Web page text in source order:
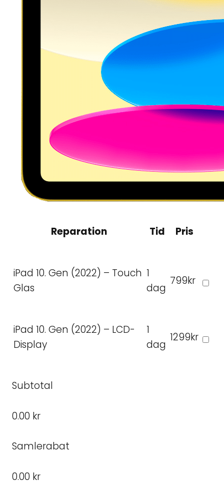
Reparation Tid Pris
iPad 10. Gen (2022) – Touch
Glas
1
dag
799kr
iPad 10. Gen (2022) – LCD-
Display
1
dag
1299kr
Subtotal
0.00 kr
Samlerabat
0.00 kr